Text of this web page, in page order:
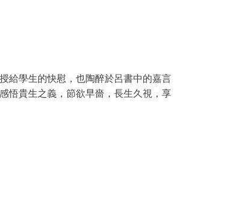
給學生的快慰，也陶醉於呂書中的嘉言
悟貴生之義，節欲早嗇，長生久視，享